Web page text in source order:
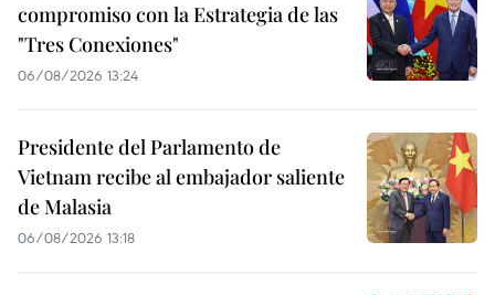
compromiso con la Estrategia de las
"Tres Conexiones"
06/08/2026 13:24
Presidente del Parlamento de
Vietnam recibe al embajador saliente
de Malasia
06/08/2026 13:18